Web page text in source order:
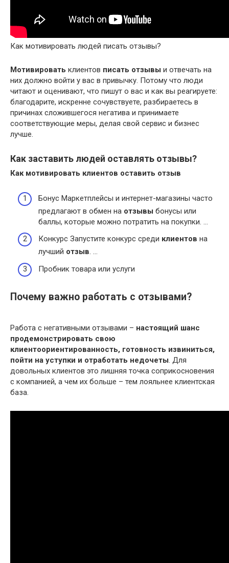
Как мотивировать людей писать отзывы?
Мотивировать клиентов писать отзывы и отвечать на
них должно войти у вас в привычку. Потому что люди
читают и оценивают, что пишут о вас и как вы реагируете:
благодарите, искренне сочувствуете, разбираетесь в
причинах сложившегося негатива и принимаете
соответствующие меры, делая свой сервис и бизнес
лучше.
Как заставить людей оставлять отзывы?
Как мотивировать клиентов оставить отзыв
Бонус Маркетплейсы и интернет-магазины часто
предлагают в обмен на отзывы бонусы или
баллы, которые можно потратить на покупки. …
Конкурс Запустите конкурс среди клиентов на
лучший отзыв. …
Пробник товара или услуги
Почему важно работать с отзывами?
Работа с негативными отзывами – настоящий шанс
продемонстрировать свою
клиентоориентированность, готовность извиниться,
пойти на уступки и отработать недочеты. Для
довольных клиентов это лишняя точка соприкосновения
с компанией, а чем их больше – тем лояльнее клиентская
база.